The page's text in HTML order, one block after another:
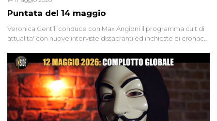
Puntata del 14 maggio
Veronica Gentili conduce con Max Angioni il programma cult di
attualita' con nuove interviste dissacranti ed inchieste di cronaca